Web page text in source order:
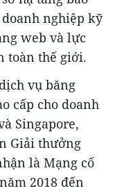
nghiệp kỹ
web và lực
toàn thế giới.
vụ băng
cấp cho doanh
Singapore,
Giải thưởng
là Mạng cố
2018 đến